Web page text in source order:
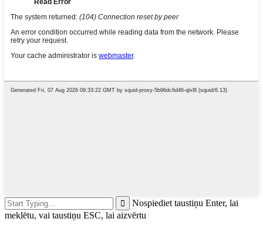
Nospiediet taustiņu Enter, lai
meklētu, vai taustiņu ESC, lai aizvērtu